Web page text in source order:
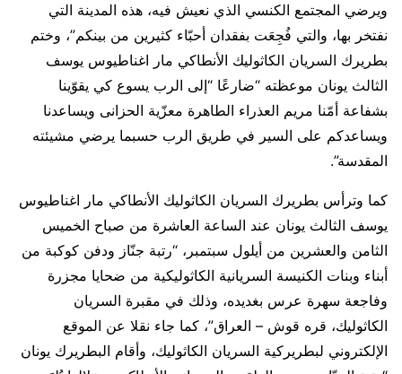
ويرضي المجتمع الكنسي الذي نعيش فيه، هذه المدينة التي
نفتخر بها، والتي فُجِعَت بفقدان أحبّاء كثيرين من بينكم”، وختم
بطريرك السريان الكاثوليك الأنطاكي مار اغناطيوس يوسف
الثالث يونان موعظته “ضارعًا “إلى الرب يسوع كي يقوّينا
بشفاعة أمّنا مريم العذراء الطاهرة معزّية الحزانى ويساعدنا
ويساعدكم على السير في طريق الرب حسبما يرضي مشيئته
المقدسة”.
كما وترأس بطريرك السريان الكاثوليك الأنطاكي مار اغناطيوس
يوسف الثالث يونان عند الساعة العاشرة من صباح الخميس
الثامن والعشرين من أيلول سبتمبر، “رتبة جنّاز ودفن كوكبة من
أبناء وبنات الكنيسة السريانية الكاثوليكية من ضحايا مجزرة
وفاجعة سهرة عرس بغديده، وذلك في مقبرة السريان
الكاثوليك، قره قوش – العراق”، كما جاء نقلا عن الموقع
الإلكتروني لبطريركية السريان الكاثوليك، وأقام البطريرك يونان